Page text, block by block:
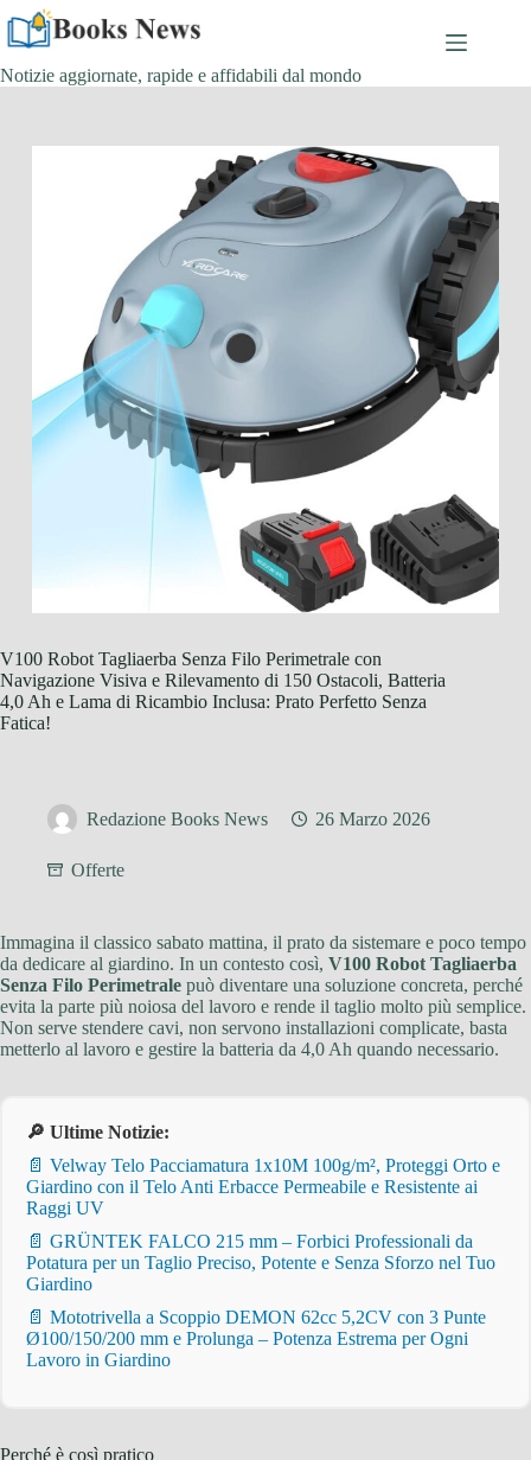
contenuto
Notizie aggiornate, rapide e affidabili dal mondo
V100 Robot Tagliaerba Senza Filo Perimetrale con
Navigazione Visiva e Rilevamento di 150 Ostacoli, Batteria
4,0 Ah e Lama di Ricambio Inclusa: Prato Perfetto Senza
Fatica!
Redazione Books News 26 Marzo 2026
Offerte
Immagina il classico sabato mattina, il prato da sistemare e poco tempo
da dedicare al giardino. In un contesto così, V100 Robot Tagliaerba
Senza Filo Perimetrale può diventare una soluzione concreta, perché
evita la parte più noiosa del lavoro e rende il taglio molto più semplice.
Non serve stendere cavi, non servono installazioni complicate, basta
metterlo al lavoro e gestire la batteria da 4,0 Ah quando necessario.
🔎 Ultime Notizie:
📄 Velway Telo Pacciamatura 1x10M 100g/m², Proteggi Orto e
Giardino con il Telo Anti Erbacce Permeabile e Resistente ai
Raggi UV
📄 GRÜNTEK FALCO 215 mm – Forbici Professionali da
Potatura per un Taglio Preciso, Potente e Senza Sforzo nel Tuo
Giardino
📄 Mototrivella a Scoppio DEMON 62cc 5,2CV con 3 Punte
Ø100/150/200 mm e Prolunga – Potenza Estrema per Ogni
Lavoro in Giardino
Perché è così pratico